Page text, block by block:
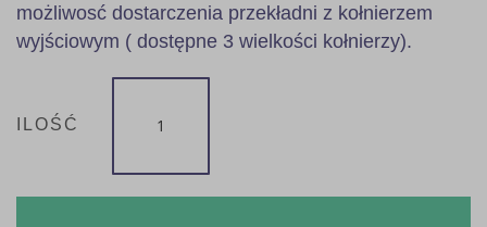
możliwosć dostarczenia przekładni z kołnierzem
wyjściowym ( dostępne 3 wielkości kołnierzy).
ILOŚĆ